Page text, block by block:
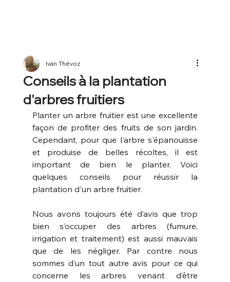
Conseils à la plantation
d'arbres fruitiers
Ivan Thévoz
Planter un arbre fruitier est une excellente
façon de profiter des fruits de son jardin.
Cependant, pour que l'arbre s'épanouisse
et produise de belles récoltes, il est
important de bien le planter. Voici
quelques conseils pour réussir la
plantation d'un arbre fruitier.
Nous avons toujours été d’avis que trop
bien s’occuper des arbres (fumure,
irrigation et traitement) est aussi mauvais
que de les négliger. Par contre nous
sommes d’un tout autre avis pour ce qui
concerne les arbres venant d’être